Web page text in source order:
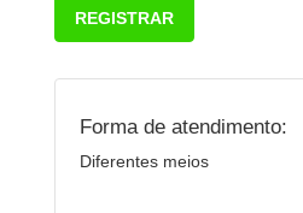
REGISTRAR
Forma de atendimento:
Diferentes meios